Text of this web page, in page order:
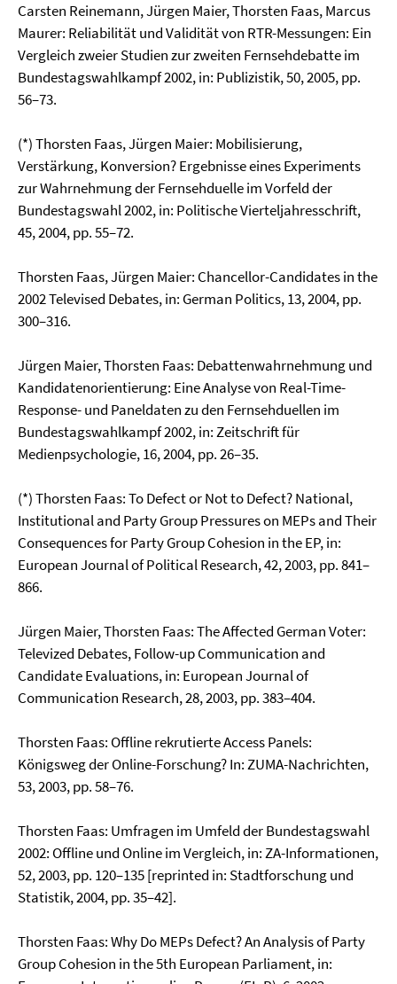
Carsten Reinemann, Jürgen Maier, Thorsten Faas, Marcus
Maurer: Reliabilität und Validität von RTR-Messungen: Ein
Vergleich zweier Studien zur zweiten Fernsehdebatte im
Bundestags­wahlkampf 2002, in: Publizistik, 50, 2005, pp.
56–73.
(*) Thorsten Faas, Jürgen Maier: Mobilisierung,
Verstärkung, Konversion? Ergebnisse eines Expe­riments
zur Wahrnehmung der Fernsehduelle im Vorfeld der
Bundestagswahl 2002, in: Politi­sche Vierteljahresschrift,
45, 2004, pp. 55–72.
Thorsten Faas, Jürgen Maier: Chancellor-Candidates in the
2002 Televised Debates, in: German Politics, 13, 2004, pp.
300–316.
Jürgen Maier, Thorsten Faas: Debattenwahrnehmung und
Kandidatenorientierung: Eine Analyse von Real-Time-
Response- und Paneldaten zu den Fernsehduellen im
Bundestagswahlkampf 2002, in: Zeitschrift für
Medienpsychologie, 16, 2004, pp. 26–35.
(*) Thorsten Faas: To Defect or Not to Defect? National,
Institutional and Party Group Pressures on MEPs and Their
Consequences for Party Group Cohesion in the EP, in:
European Journal of Political Research, 42, 2003, pp. 841–
866.
Jürgen Maier, Thorsten Faas: The Affected German Voter:
Televized Debates, Follow-up Communi­cation and
Candidate Evaluations, in: European Journal of
Communication Research, 28, 2003, pp. 383–404.
Thorsten Faas: Offline rekrutierte Access Panels:
Königsweg der Online-Forschung? In: ZUMA-Nachrichten,
53, 2003, pp. 58–76.
Thorsten Faas: Umfragen im Umfeld der Bundestagswahl
2002: Offline und Online im Vergleich, in: ZA-Informationen,
52, 2003, pp. 120–135 [reprinted in: Stadtforschung und
Statistik, 2004, pp. 35–42].
Thorsten Faas: Why Do MEPs Defect? An Analysis of Party
Group Cohesion in the 5th European Parliament, in: